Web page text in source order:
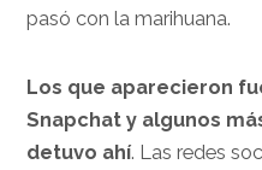
pasó con la marihuana.
Los que aparecieron
Snapchat y algunos
detuvo ahí. Las redes